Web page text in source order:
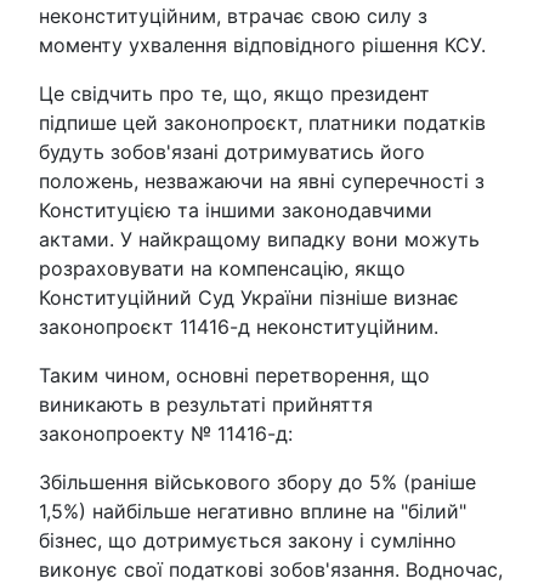
неконституційним, втрачає свою силу з
моменту ухвалення відповідного рішення КСУ.
Це свідчить про те, що, якщо президент
підпише цей законопроєкт, платники податків
будуть зобов'язані дотримуватись його
положень, незважаючи на явні суперечності з
Конституцією та іншими законодавчими
актами. У найкращому випадку вони можуть
розраховувати на компенсацію, якщо
Конституційний Суд України пізніше визнає
законопроєкт 11416-д неконституційним.
Таким чином, основні перетворення, що
виникають в результаті прийняття
законопроекту № 11416-д:
Збільшення військового збору до 5% (раніше
1,5%) найбільше негативно вплине на "білий"
бізнес, що дотримується закону і сумлінно
виконує свої податкові зобов'язання. Водночас,